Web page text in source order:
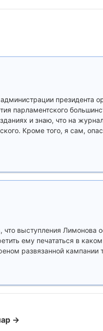
президента
парламентского
и знаю, что на
Кроме того, я сам,
выступления Лимонова
ему печататься в
развязанной кампании
→